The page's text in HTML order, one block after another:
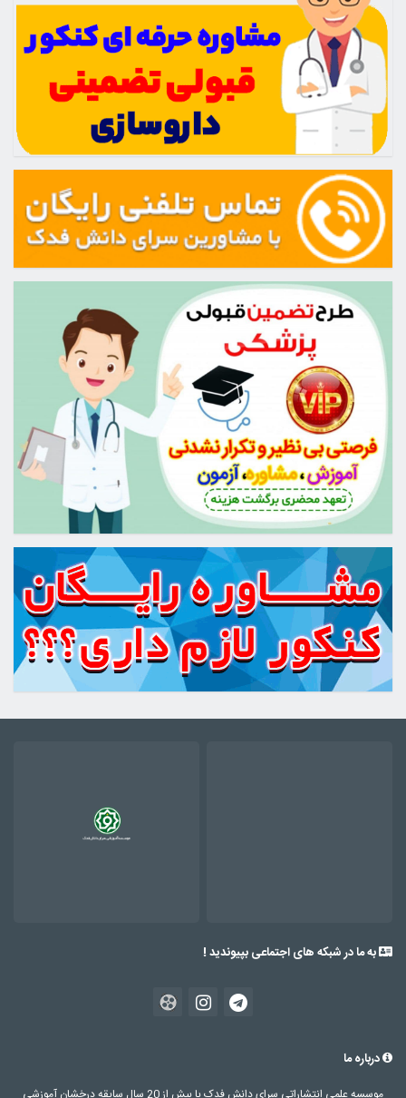
به ما در شبکه های اجتماعی بپیوندید !
درباره ما